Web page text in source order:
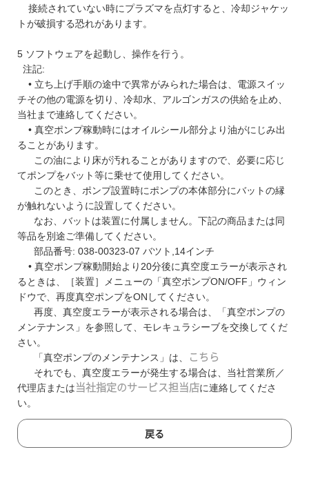
接続されていない時にプラズマを点灯すると、冷却ジャケッ
トが破損する恐れがあります。
5 ソフトウェアを起動し、操作を行う。
注記:
• 立ち上げ手順の途中で異常がみられた場合は、電源スイッ
チその他の電源を切り、冷却水、アルゴンガスの供給を止め、
当社まで連絡してください。
• 真空ポンプ稼動時にはオイルシール部分より油がにじみ出
ることがあります。
この油により床が汚れることがありますので、必要に応じ
てポンプをバット等に乗せて使用してください。
このとき、ポンプ設置時にポンプの本体部分にバットの縁
が触れないように設置してください。
なお、バットは装置に付属しません。下記の商品または同
等品を別途ご準備してください。
部品番号: 038-00323-07 バツト,14インチ
• 真空ポンプ稼動開始より20分後に真空度エラーが表示され
るときは、［装置］メニューの「真空ポンプON/OFF」ウィン
ドウで、再度真空ポンプをONしてください。
再度、真空度エラーが表示される場合は、「真空ポンプの
メンテナンス」を参照して、モレキュラシーブを交換してくだ
さい。
「真空ポンプのメンテナンス」は、
こちら
それでも、真空度エラーが発生する場合は、当社営業所／
代理店または 当社指定のサービス担当店に連絡してくださ
い。
戻る